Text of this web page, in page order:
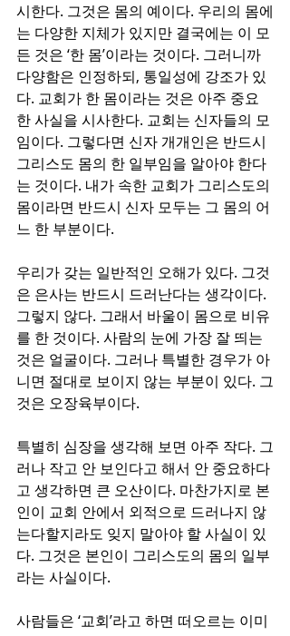
시한다. 그것은 몸의 예이다. 우리의 몸에
는 다양한 지체가 있지만 결국에는 이 모
든 것은 ‘한 몸’이라는 것이다. 그러니까
다양함은 인정하되, 통일성에 강조가 있
다. 교회가 한 몸이라는 것은 아주 중요
한 사실을 시사한다. 교회는 신자들의 모
임이다. 그렇다면 신자 개개인은 반드시
그리스도 몸의 한 일부임을 알아야 한다
는 것이다. 내가 속한 교회가 그리스도의
몸이라면 반드시 신자 모두는 그 몸의 어
느 한 부분이다.
우리가 갖는 일반적인 오해가 있다. 그것
은 은사는 반드시 드러난다는 생각이다.
그렇지 않다. 그래서 바울이 몸으로 비유
를 한 것이다. 사람의 눈에 가장 잘 띄는
것은 얼굴이다. 그러나 특별한 경우가 아
니면 절대로 보이지 않는 부분이 있다. 그
것은 오장육부이다.
특별히 심장을 생각해 보면 아주 작다. 그
러나 작고 안 보인다고 해서 안 중요하다
고 생각하면 큰 오산이다. 마찬가지로 본
인이 교회 안에서 외적으로 드러나지 않
는다할지라도 잊지 말아야 할 사실이 있
다. 그것은 본인이 그리스도의 몸의 일부
라는 사실이다.
사람들은 ‘교회’라고 하면 떠오르는 이미